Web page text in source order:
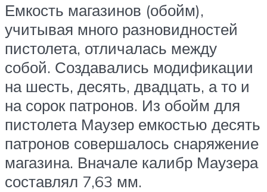
Емкость магазинов (обойм),
учитывая много разновидностей
пистолета, отличалась между
собой. Создавались модификации
на шесть, десять, двадцать, а то и
на сорок патронов. Из обойм для
пистолета Маузер емкостью десять
патронов совершалось снаряжение
магазина. Вначале калибр Маузера
составлял 7,63 мм.